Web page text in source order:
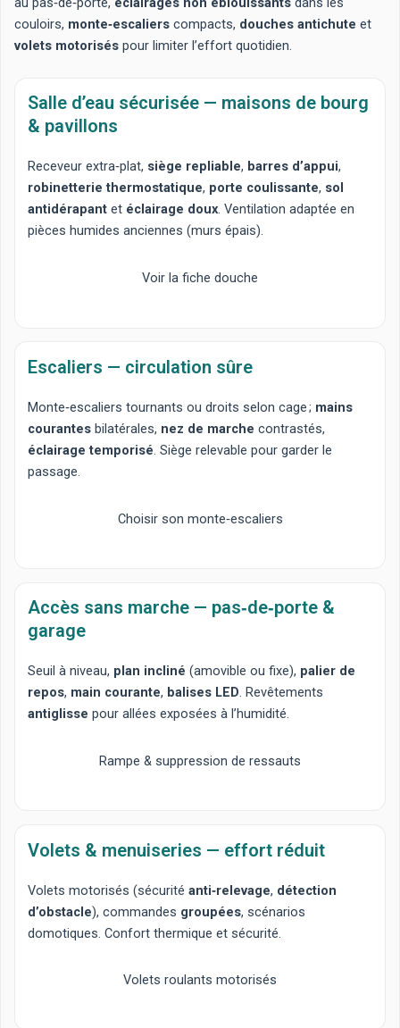
couloirs, monte‑escalierscompacts, douches antichute et
volets motoriséspour limiter l’effort quotidien.
Salle d’eau sécurisée — maisons de bourg
& pavillons
Receveur extra‑plat, siège repliable, barres d’appui,
robinetterie thermostatique, porte coulissante, sol
antidérapant et éclairage doux. Ventilation adaptée en
pièces humides anciennes (murs épais).
Voir la fiche douche
Escaliers — circulation sûre
Monte‑escaliers tournants oudroits selon cage ; mains
courantes bilatérales, nez de marche contrastés,
éclairage temporisé. Siège relevable pour garder le
passage.
Choisir son monte‑escaliers
Accès sans marche — pas‑de‑porte &
garage
Seuil à niveau, plan incliné (amovible ou fixe), palier de
repos, main courante, balises LED. Revêtements
antiglisse pour allées exposées à l’humidité.
Rampe & suppression de ressauts
Volets & menuiseries — effort réduit
Volets motorisés (sécuritéanti‑relevage, détection
d’obstacle), commandes groupées, scénarios
domotiques . Confort thermique et sécurité.
Volets roulants motorisés